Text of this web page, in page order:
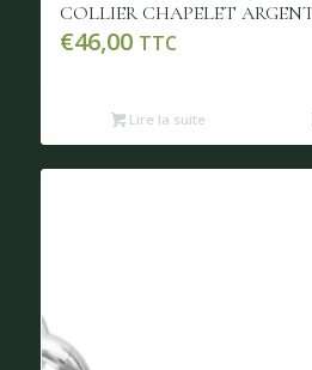
COLLIER CHAPELET
€46,00 TTC
Lire la suite